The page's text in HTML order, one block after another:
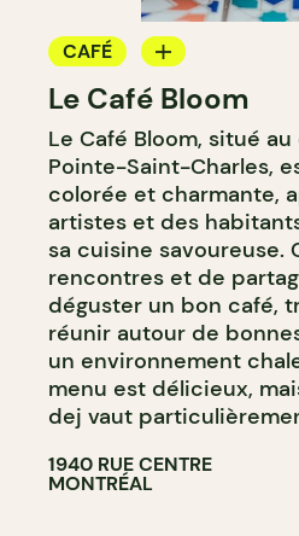
CAFÉ
CAVISTE
Le Café Bloom
Le Café Bloom, situé
Pointe-Saint-Charles,
colorée et charmante,
artistes et des
sa cuisine savoureuse.
rencontres et de
déguster un bon café,
réunir autour de
un environnement
menu est délicieux,
dej vaut
1940 RUE CENTRE
MONTRÉAL